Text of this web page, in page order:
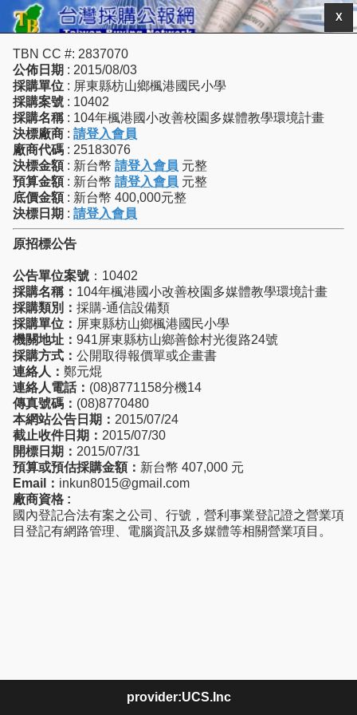
X
TBN CC #: 2837070
公佈日期 : 2015/08/03
採購單位 : 屏東縣枋山鄉楓港國民小學
採購案號 : 10402
採購名稱 : 104年楓港國小改善校園多媒體教學環境計畫
決標廠商 : 請登入會員
廠商代碼 : 25183076
決標金額 : 新台幣 請登入會員 元整
預算金額 : 新台幣 請登入會員 元整
底價金額 : 新台幣 400,000元整
決標日期 : 請登入會員
原招標公告
公告單位案號 ：10402
採購名稱： 104年楓港國小改善校園多媒體教學環境計畫
採購類別： 採購-通信設備類
採購單位： 屏東縣枋山鄉楓港國民小學
機關地址： 941屏東縣枋山鄉善餘村光復路24號
採購方式： 公開取得報價單或企畫書
連絡人： 鄭元焜
連絡人電話： (08)8771158分機14
傳真號碼： (08)8770480
本網站公告日期： 2015/07/24
截止收件日期： 2015/07/30
開標日期： 2015/07/31
預算或預估採購金額： 新台幣 407,000 元
Email： inkun8015@gmail.com
廠商資格 :
國內登記合法有案之公司、行號，營利事業登記證之營業項
目登記有網路管理、電腦資訊及多媒體等相關營業項目。
provider:UCS.Inc